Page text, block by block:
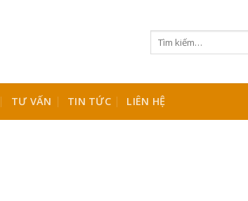
TƯ VẤN TIN TỨC LIÊN HỆ